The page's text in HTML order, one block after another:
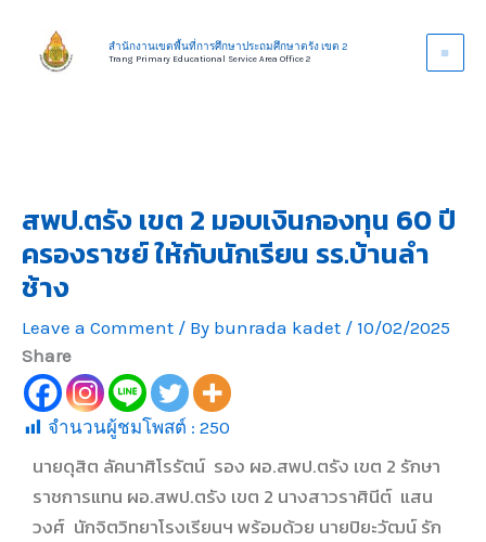
content
สำนักงานเขตพื้นที่การศึกษาประถมศึกษาตรัง เขต 2
Trang Primary Educational Service Area Office 2
สพป.ตรัง เขต 2 มอบเงินกองทุน 60 ปี
ครองราชย์ ให้กับนักเรียน รร.บ้านลำ
ช้าง
Leave a Comment / By bunrada kadet / 10/02/2025
Share
จำนวนผู้ชมโพสต์ : 250
นายดุสิต ลัคนาศิโรรัตน์ รอง ผอ.สพป.ตรัง เขต 2 รักษา
ราชการแทน ผอ.สพป.ตรัง เขต 2 นางสาวราศินีต์ แสน
วงศ์ นักจิตวิทยาโรงเรียนฯ พร้อมด้วย นายปิยะวัฒน์ รัก